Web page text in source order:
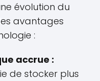
évolution du
avantages
:
accrue :
de stocker plus